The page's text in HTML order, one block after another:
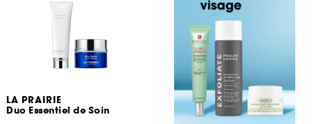
LA PRAIRIE
Duo Essentiel de Soin